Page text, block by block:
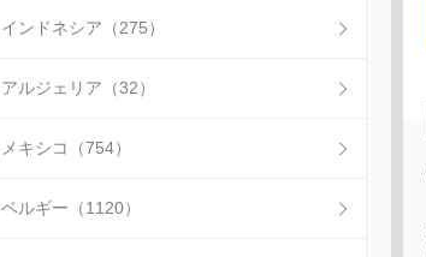
インドネシア（275）
アルジェリア（32）
メキシコ（754）
ベルギー（1120）